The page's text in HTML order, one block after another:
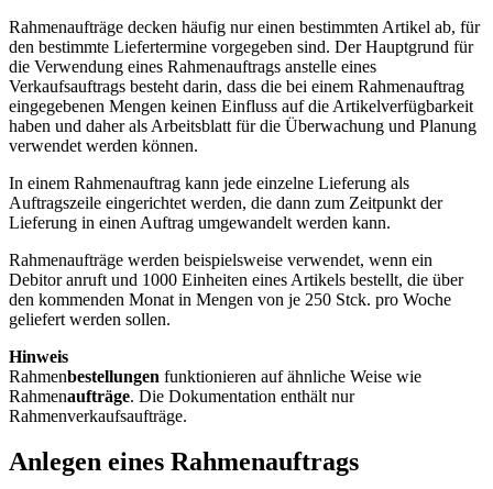
Rahmenaufträge decken häufig nur einen bestimmten Artikel ab, für
den bestimmte Liefertermine vorgegeben sind. Der Hauptgrund für
die Verwendung eines Rahmenauftrags anstelle eines
Verkaufsauftrags besteht darin, dass die bei einem Rahmenauftrag
eingegebenen Mengen keinen Einfluss auf die Artikelverfügbarkeit
haben und daher als Arbeitsblatt für die Überwachung und Planung
verwendet werden können.
In einem Rahmenauftrag kann jede einzelne Lieferung als
Auftragszeile eingerichtet werden, die dann zum Zeitpunkt der
Lieferung in einen Auftrag umgewandelt werden kann.
Rahmenaufträge werden beispielsweise verwendet, wenn ein
Debitor anruft und 1000 Einheiten eines Artikels bestellt, die über
den kommenden Monat in Mengen von je 250 Stck. pro Woche
geliefert werden sollen.
Hinweis
Rahmenbestellungen funktionieren auf ähnliche Weise wie
Rahmenaufträge. Die Dokumentation enthält nur
Rahmenverkaufsaufträge.
Anlegen eines Rahmenauftrags